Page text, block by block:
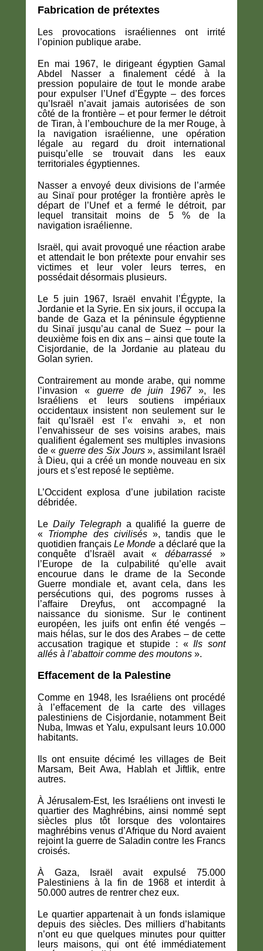
Fabrication de prétextes
Les provocations israéliennes ont irrité
l’opinion publique arabe.
En mai 1967, le dirigeant égyptien Gamal
Abdel Nasser a finalement cédé à la
pression populaire de tout le monde arabe
pour expulser l’Unef d’Égypte – des forces
qu’Israël n’avait jamais autorisées de son
côté de la frontière – et pour fermer le détroit
de Tiran, à l’embouchure de la mer Rouge, à
la navigation israélienne, une opération
légale au regard du droit international
puisqu’elle se trouvait dans les eaux
territoriales égyptiennes.
Nasser a envoyé deux divisions de l’armée
au Sinaï pour protéger la frontière après le
départ de l’Unef et a fermé le détroit, par
lequel transitait moins de 5 % de la
navigation israélienne.
Israël, qui avait provoqué une réaction arabe
et attendait le bon prétexte pour envahir ses
victimes et leur voler leurs terres, en
possédait désormais plusieurs.
Le 5 juin 1967, Israël envahit l’Égypte, la
Jordanie et la Syrie. En six jours, il occupa la
bande de Gaza et la péninsule égyptienne
du Sinaï jusqu’au canal de Suez – pour la
deuxième fois en dix ans – ainsi que toute la
Cisjordanie, de la Jordanie au plateau du
Golan syrien.
Contrairement au monde arabe, qui nomme
l’invasion « guerre de juin 1967», les
Israéliens et leurs soutiens impériaux
occidentaux insistent non seulement sur le
fait qu’Israël est l’« envahi », et non
l’envahisseur de ses voisins arabes, mais
qualifient également ses multiples invasions
de « guerre des Six Jours», assimilant Israël
à Dieu, qui a créé un monde nouveau en six
jours et s’est reposé le septième.
L’Occident explosa d’une jubilation raciste
débridée.
Le Daily Telegrapha qualifié la guerre de
« Triomphe des civilisés», tandis que le
quotidien françaisLe Monde a déclaré que la
conquête d’Israël avait « débarrassé »
l’Europe de la culpabilité qu’elle avait
encourue dans le drame de la Seconde
Guerre mondiale et, avant cela, dans les
persécutions qui, des pogroms russes à
l’affaire Dreyfus, ont accompagné la
naissance du sionisme. Sur le continent
européen, les juifs ont enfin été vengés –
mais hélas, sur le dos des Arabes – de cette
accusation tragique et stupide : «Ils sont
allés à l’abattoir comme des moutons ».
Effacement de la Palestine
Comme en 1948, les Israéliens ont procédé
à l’effacement de la carte des villages
palestiniens de Cisjordanie, notamment Beit
Nuba, Imwas et Yalu, expulsant leurs 10.000
habitants.
Ils ont ensuite décimé les villages de Beit
Marsam, Beit Awa, Hablah et Jiftlik, entre
autres.
À Jérusalem-Est, les Israéliens ont investi le
quartier des Maghrébins, ainsi nommé sept
siècles plus tôt lorsque des volontaires
maghrébins venus d’Afrique du Nord avaient
rejoint la guerre de Saladin contre les Francs
croisés.
À Gaza, Israël avait expulsé 75.000
Palestiniens à la fin de 1968 et interdit à
50.000 autres de rentrer chez eux.
Le quartier appartenait à un fonds islamique
depuis des siècles. Des milliers d’habitants
n’ont eu que quelques minutes pour quitter
leurs maisons, qui ont été immédiatement